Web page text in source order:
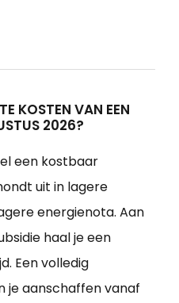
KOSTEN VAN EEN
2026?
een kostbaar
uit in lagere
energienota. Aan
haal je een
Een volledig
je aanschaffen vanaf